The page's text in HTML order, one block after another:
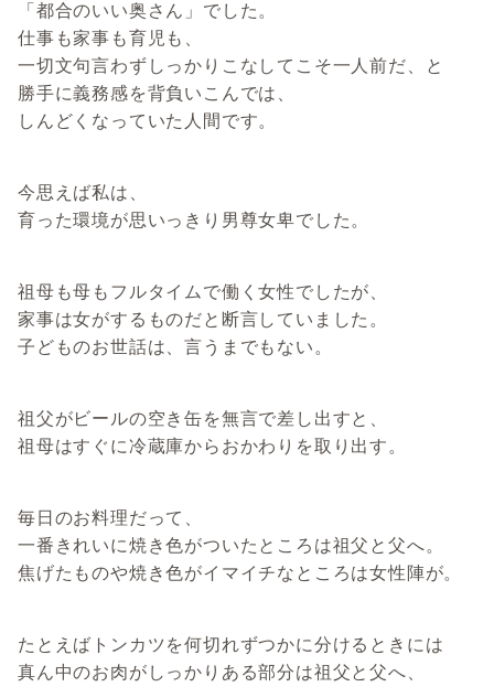
「都合のいい奥さん」でした。
仕事も家事も育児も、
一切文句言わずしっかりこなしてこそ一人前だ、と
勝手に義務感を背負いこんでは、
しんどくなっていた人間です。
今思えば私は、
育った環境が思いっきり男尊女卑でした。
祖母も母もフルタイムで働く女性でしたが、
家事は女がするものだと断言していました。
子どものお世話は、言うまでもない。
祖父がビールの空き缶を無言で差し出すと、
祖母はすぐに冷蔵庫からおかわりを取り出す。
毎日のお料理だって、
一番きれいに焼き色がついたところは祖父と父へ。
焦げたものや焼き色がイマイチなところは女性陣が。
たとえばトンカツを何切れずつかに分けるときには
真ん中のお肉がしっかりある部分は祖父と父へ、